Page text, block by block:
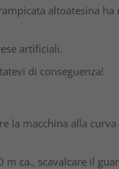
altoatesina
artificiali.
di conseguenza!
la macchina alla
ca., scavalcare il